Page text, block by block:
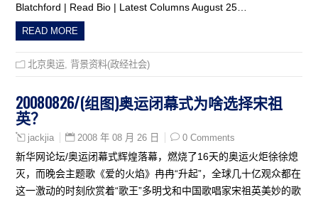
Blatchford | Read Bio | Latest Columns August 25…
READ MORE
北京奥运 背景资料(政经社会)
20080826/(组图)奥运闭幕式为啥选择宋祖
英？
jackjia 2008 年 08 月 26 日 0 Comments
新华网论坛/奥运闭幕式辉煌落幕，燃烧了16天的奥运火炬徐徐熄
灭，而晚会主题歌《爱的火焰》冉冉“升起”，全球几十亿观众都在
这一激动的时刻欣赏着“歌王”多明戈和中国歌唱家宋祖英美妙的歌